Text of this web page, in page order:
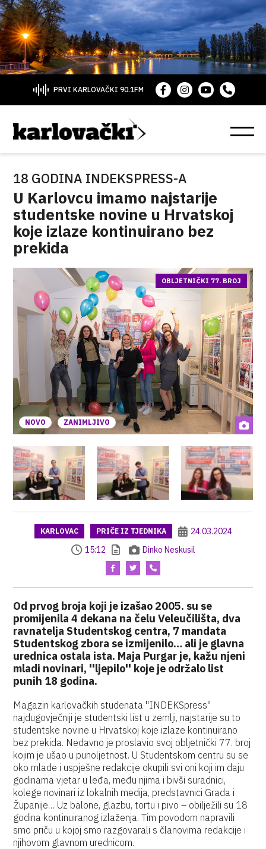
PRVI KARLOVAČKI 90.1FM
18 GODINA INDEKSPRESS-A
U Karlovcu imamo najstarije
studentske novine u Hrvatskoj
koje izlaze kontinuirano bez
prekida
NOVO ZANIMLJIVO
OBLJETNIČKI 77. BROJ
KARLOVAC PRIČE IZ TJEDNIKA
24.03.2024
15:12
Dinko Neskusil
Od prvog broja koji je izašao 2005. su se
promijenila 4 dekana na čelu Veleučilišta, dva
ravnatelja Studentskog centra, 7 mandata
Studentskog zbora se izmijenilo… ali je glavna
urednica ostala ista. Maja Purgar je, kažu njeni
mladi novinari, ''ljepilo'' koje je održalo list
punih 18 godina.
Magazin karlovačkih studenata ''INDEKSpress''
najdugovječniji je studentski list u zemlji, najstarije su to
studentske novine u Hrvatskoj koje izlaze kontinuirano
bez prekida. Nedavno je proslavio svoj obljetnički 77. broj
kojim je ušao u punoljetnost. U Studentskom centru su se
oko mlade i uspješne redakcije okupili svi oni koji im daju
godinama vjetar u leđa, među njima i bivši suradnici,
kolege novinari iz lokalnih medija, predstavnici Grada i
Županije… Uz balone, glazbu, tortu i pivo – obilježili su 18
godina kontinuiranog izlaženja. Tim povodom napravili
smo priču u kojoj smo razgovarali s članovima redakcije i
njihovom glavnom urednicom.